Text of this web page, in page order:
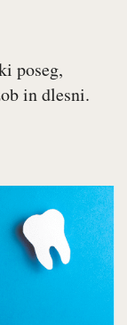
poseg,
in dlesni.